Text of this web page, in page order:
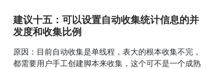
建议十五：可以设置自动收集统计信息的并
发度和收集比例
原因：目前自动收集是单线程，表大的根本收集不完，
都需要用户手工创建脚本来收集，这个可不是一个成熟